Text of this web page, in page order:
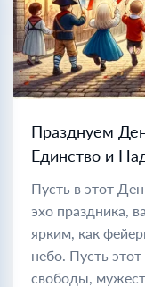
Празднуем
Единство и
Пусть в этот
эхо праздника,
ярким, как
небо. Пусть
свободы,